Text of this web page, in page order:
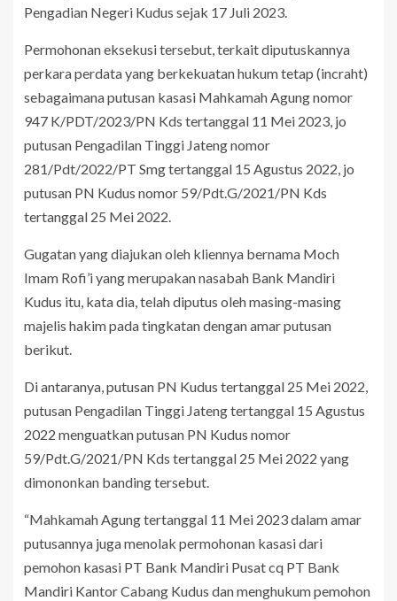
Pengadian Negeri Kudus sejak 17 Juli 2023.
Permohonan eksekusi tersebut, terkait diputuskannya
perkara perdata yang berkekuatan hukum tetap (incraht)
sebagaimana putusan kasasi Mahkamah Agung nomor
947 K/PDT/2023/PN Kds tertanggal 11 Mei 2023, jo
putusan Pengadilan Tinggi Jateng nomor
281/Pdt/2022/PT Smg tertanggal 15 Agustus 2022, jo
putusan PN Kudus nomor 59/Pdt.G/2021/PN Kds
tertanggal 25 Mei 2022.
Gugatan yang diajukan oleh kliennya bernama Moch
Imam Rofi’i yang merupakan nasabah Bank Mandiri
Kudus itu, kata dia, telah diputus oleh masing-masing
majelis hakim pada tingkatan dengan amar putusan
berikut.
Di antaranya, putusan PN Kudus tertanggal 25 Mei 2022,
putusan Pengadilan Tinggi Jateng tertanggal 15 Agustus
2022 menguatkan putusan PN Kudus nomor
59/Pdt.G/2021/PN Kds tertanggal 25 Mei 2022 yang
dimononkan banding tersebut.
“Mahkamah Agung tertanggal 11 Mei 2023 dalam amar
putusannya juga menolak permohonan kasasi dari
pemohon kasasi PT Bank Mandiri Pusat cq PT Bank
Mandiri Kantor Cabang Kudus dan menghukum pemohon